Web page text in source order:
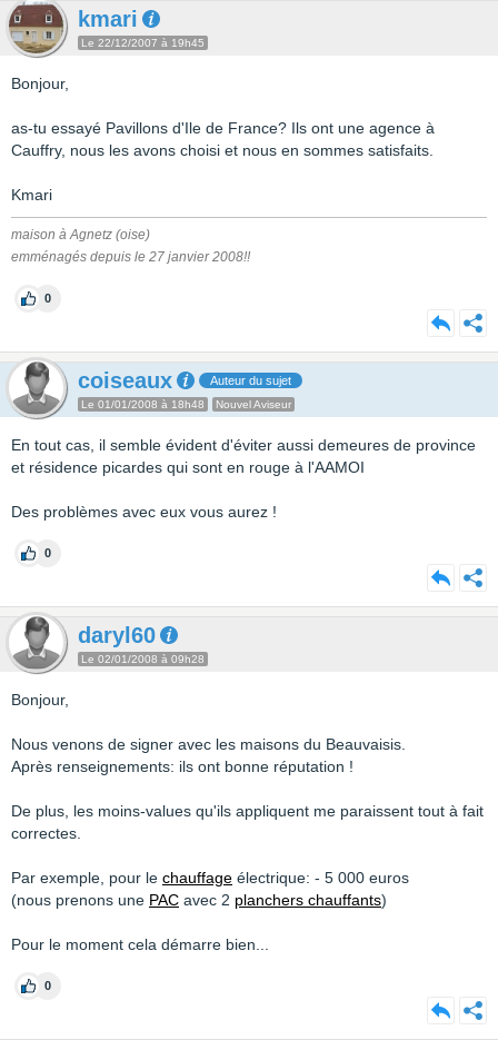
kmari
Le 22/12/2007 à 19h45
Bonjour,
as-tu essayé Pavillons d'Ile de France? Ils ont une agence à
Cauffry, nous les avons choisi et nous en sommes satisfaits.
Kmari
maison à Agnetz (oise)
emménagés depuis le 27 janvier 2008!!
0
coiseaux Auteur du sujet
Le 01/01/2008 à 18h48 Nouvel Aviseur
En tout cas, il semble évident d'éviter aussi demeures de province
et résidence picardes qui sont en rouge à l'AAMOI
Des problèmes avec eux vous aurez !
0
daryl60
Le 02/01/2008 à 09h28
Bonjour,
Nous venons de signer avec les maisons du Beauvaisis.
Après renseignements: ils ont bonne réputation !
De plus, les moins-values qu'ils appliquent me paraissent tout à fait
correctes.
Par exemple, pour le chauffage électrique: - 5 000 euros
(nous prenons une PAC avec 2 planchers chauffants)
Pour le moment cela démarre bien...
0